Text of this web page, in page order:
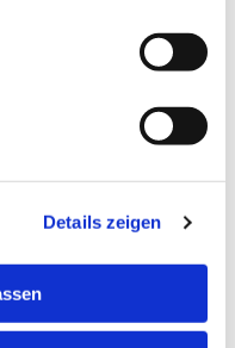
Details zeigen
auch